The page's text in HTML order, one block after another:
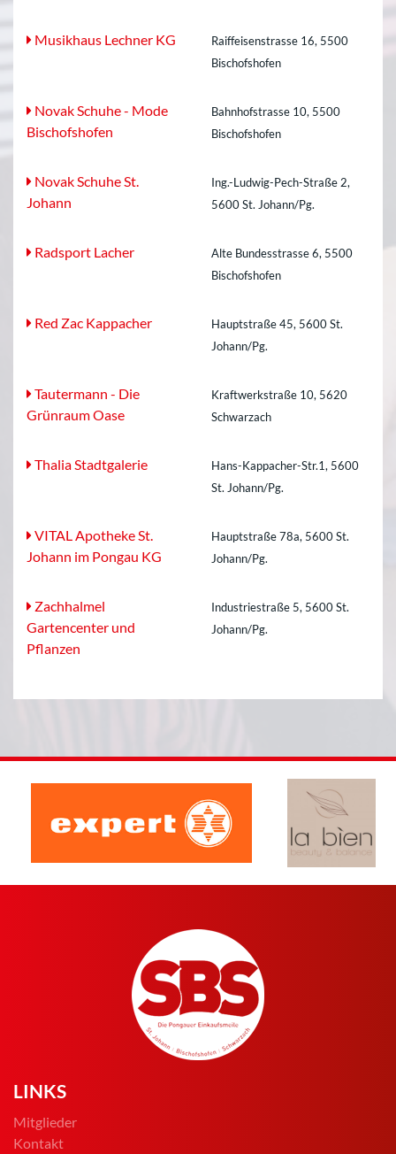
Musikhaus Lechner KG
Raiffeisenstrasse 16, 5500
Bischofshofen
Novak Schuhe - Mode
Bischofshofen
Bahnhofstrasse 10, 5500
Bischofshofen
Novak Schuhe St.
Johann
Ing.-Ludwig-Pech-Straße 2,
5600 St. Johann/Pg.
Radsport Lacher
Alte Bundesstrasse 6, 5500
Bischofshofen
Red Zac Kappacher
Hauptstraße 45, 5600 St.
Johann/Pg.
Tautermann - Die
Grünraum Oase
Kraftwerkstraße 10, 5620
Schwarzach
Thalia Stadtgalerie
Hans-Kappacher-Str.1, 5600
St. Johann/Pg.
VITAL Apotheke St.
Johann im Pongau KG
Hauptstraße 78a, 5600 St.
Johann/Pg.
Zachhalmel
Gartencenter und
Pflanzen
Industriestraße 5, 5600 St.
Johann/Pg.
LINKS
Mitglieder
Kontakt